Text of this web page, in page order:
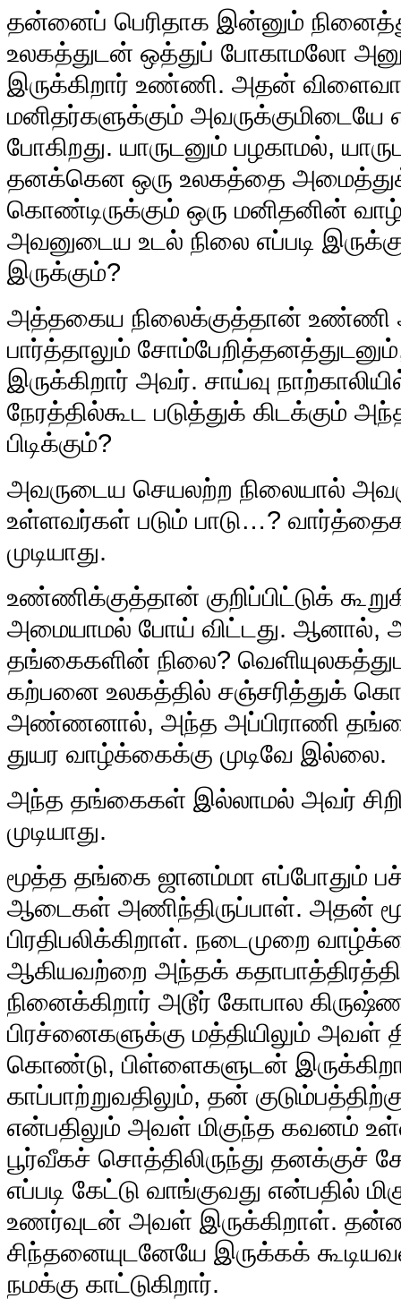
தன்னைப் பெரிதாக இன்னும்
உலகத்துடன் ஒத்துப் போகாமலோ
இருக்கிறார் உண்ணி. அதன்
மனிதர்களுக்கும் அவருக்குமிடையே
போகிறது. யாருடனும் பழகாமல்,
தனக்கென ஒரு உலகத்தை
கொண்டிருக்கும் ஒரு மனிதனின்
அவனுடைய உடல் நிலை எப்படி
இருக்கும்?
அத்தகைய நிலைக்குத்தான் உண்ணி
பார்த்தாலும்
இருக்கிறார் அவர். சாய்வு
நேரத்தில்கூட படுத்துக் கிடக்கும்
பிடிக்கும்?
அவருடைய செயலற்ற நிலையால்
உள்ளவர்கள் படும் பாடு…?
முடியாது.
உண்ணிக்குத்தான் குறிப்பிட்டுக்
அமையாமல் போய் விட்டது. ஆனால்,
தங்கைகளின் நிலை?
கற்பனை உலகத்தில் சஞ்சரித்துக்
அண்ணனால், அந்த அப்பிராணி
துயர வாழ்க்கைக்கு முடிவே இல்லை.
அந்த தங்கைகள் இல்லாமல் அவர்
முடியாது.
மூத்த தங்கை ஜானம்மா எப்போதும்
ஆடைகள் அணிந்திருப்பாள். அதன்
பிரதிபலிக்கிறாள். நடைமுறை
ஆகியவற்றை அந்தக்
நினைக்கிறார் அடூர் கோபால
பிரச்னைகளுக்கு மத்தியிலும் அவள்
கொண்டு, பிள்ளைகளுடன்
காப்பாற்றுவதிலும், தன்
என்பதிலும் அவள் மிகுந்த கவனம்
பூர்வீகச் சொத்திலிருந்து தனக்குச்
எப்படி கேட்டு வாங்குவது என்பதில்
உணர்வுடன் அவள் இருக்கிறாள்.
சிந்தனையுடனேயே இருக்கக்
நமக்கு காட்டுகிறார்.